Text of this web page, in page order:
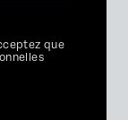
que